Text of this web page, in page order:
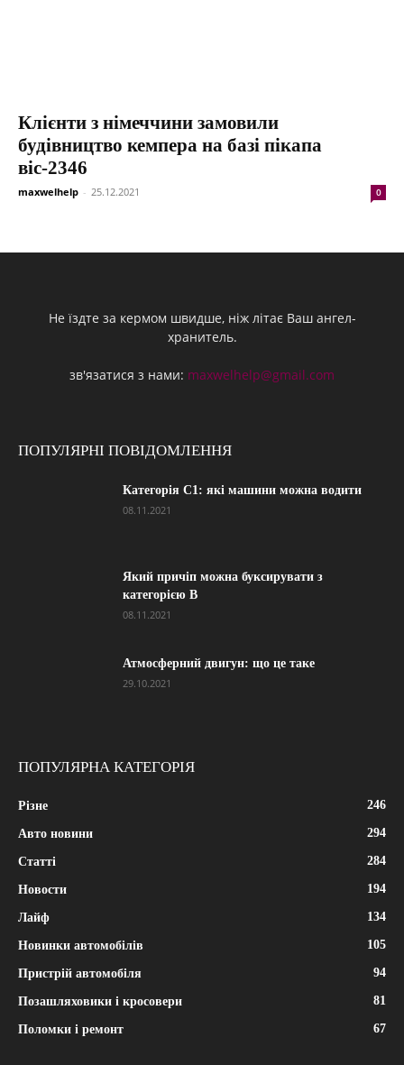
Клієнти з німеччини замовили
будівництво кемпера на базі пікапа
віс-2346
maxwelhelp - 25.12.2021 0
Не їздте за кермом швидше, ніж літає Ваш ангел-
хранитель.
зв'язатися з нами: maxwelhelp@gmail.com
ПОПУЛЯРНІ ПОВІДОМЛЕННЯ
Категорія С1: які машини можна водити
08.11.2021
Який причіп можна буксирувати з
категорією В
08.11.2021
Атмосферний двигун: що це таке
29.10.2021
ПОПУЛЯРНА КАТЕГОРІЯ
Різне 246
Авто новини 294
Статті 284
Новости 194
Лайф 134
Новинки автомобілів 105
Пристрій автомобіля 94
Позашляховики і кросовери 81
Поломки і ремонт 67